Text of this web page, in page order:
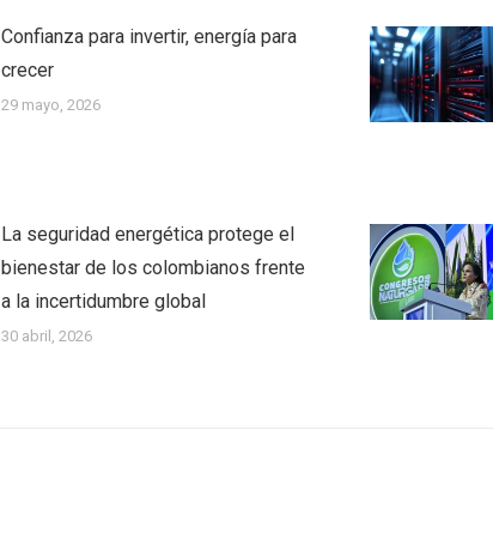
Confianza para invertir, energía para
crecer
29 mayo, 2026
La seguridad energética protege el
bienestar de los colombianos frente
a la incertidumbre global
30 abril, 2026